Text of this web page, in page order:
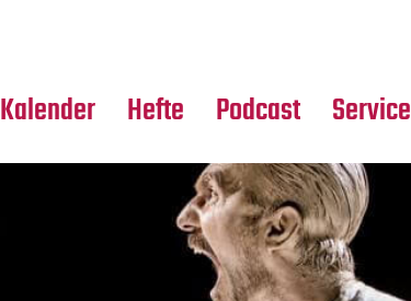
Kalender Hefte Podcast Service